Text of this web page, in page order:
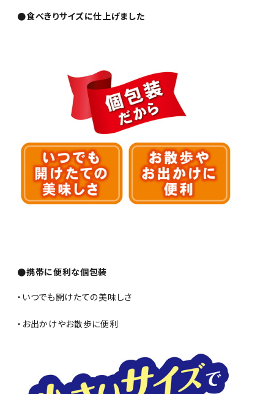
●食べきりサイズに仕上げました
●携帯に便利な個包装
・いつでも開けたての美味しさ
・お出かけやお散歩に便利